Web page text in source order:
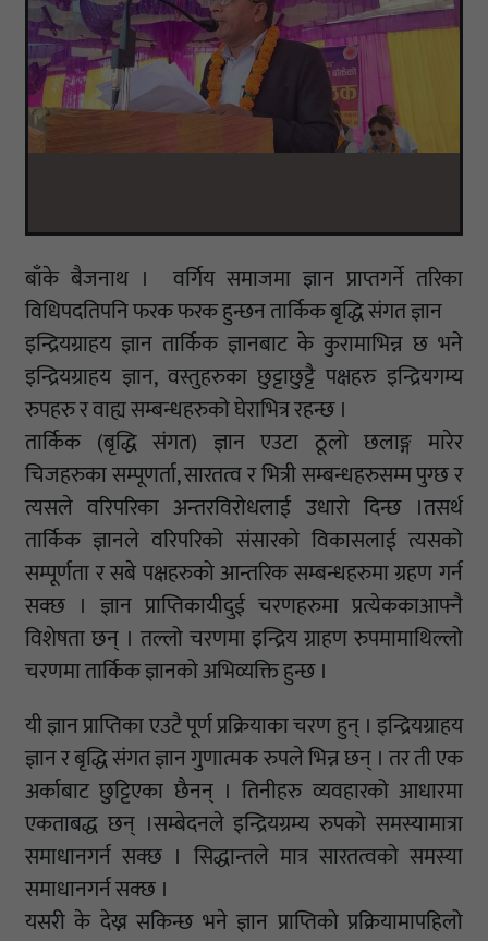
बाँके बैजनाथ । वर्गिय समाजमा ज्ञान प्राप्तगर्ने तरिका
विधिपदतिपनि फरक फरक हुन्छन तार्किक बृद्धि संगत ज्ञान
इन्द्रियग्राहय ज्ञान तार्किक ज्ञानबाट के कुरामाभिन्न छ भने
इन्द्रियग्राहय ज्ञान, वस्तुहरुका छुट्टाछुट्टै पक्षहरु इन्द्रियगम्य
रुपहरु र वाह्य सम्बन्धहरुको घेराभित्र रहन्छ ।
तार्किक (बृद्धि संगत) ज्ञान एउटा ठूलो छलाङ्ग मारेर
चिजहरुका सम्पूणर्ता, सारतत्व र भित्री सम्बन्धहरुसम्म पुग्छ र
त्यसले वरिपरिका अन्तरविरोधलाई उधारो दिन्छ ।तसर्थ
तार्किक ज्ञानले वरिपरिको संसारको विकासलाई त्यसको
सम्पूर्णता र सबे पक्षहरुको आन्तरिक सम्बन्धहरुमा ग्रहण गर्न
सक्छ । ज्ञान प्राप्तिकायीदुई चरणहरुमा प्रत्येककाआफ्नै
विशेषता छन् । तल्लो चरणमा इन्द्रिय ग्राहण रुपमामाथिल्लो
चरणमा तार्किक ज्ञानको अभिव्यक्ति हुन्छ ।
यी ज्ञान प्राप्तिका एउटै पूर्ण प्रक्रियाका चरण हुन् । इन्द्रियग्राहय
ज्ञान र बृद्धि संगत ज्ञान गुणात्मक रुपले भिन्न छन् । तर ती एक
अर्काबाट छुट्टिएका छैनन् । तिनीहरु व्यवहारको आधारमा
एकताबद्ध छन् ।सम्बेदनले इन्द्रियग्रम्य रुपको समस्यामात्रा
समाधानगर्न सक्छ । सिद्धान्तले मात्र सारतत्वको समस्या
समाधानगर्न सक्छ ।
यसरी के देख्न सकिन्छ भने ज्ञान प्राप्तिको प्रक्रियामापहिलो